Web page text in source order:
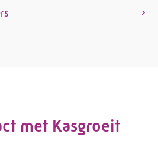
met Kasgroeit